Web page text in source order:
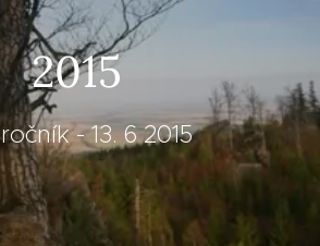
2015
- 13. 6 2015